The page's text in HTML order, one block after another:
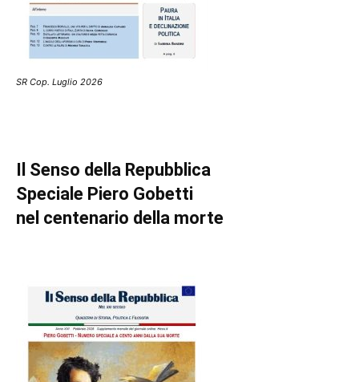
SR Cop. Luglio 2026
Il Senso della Repubblica
Speciale Piero Gobetti
nel centenario della morte